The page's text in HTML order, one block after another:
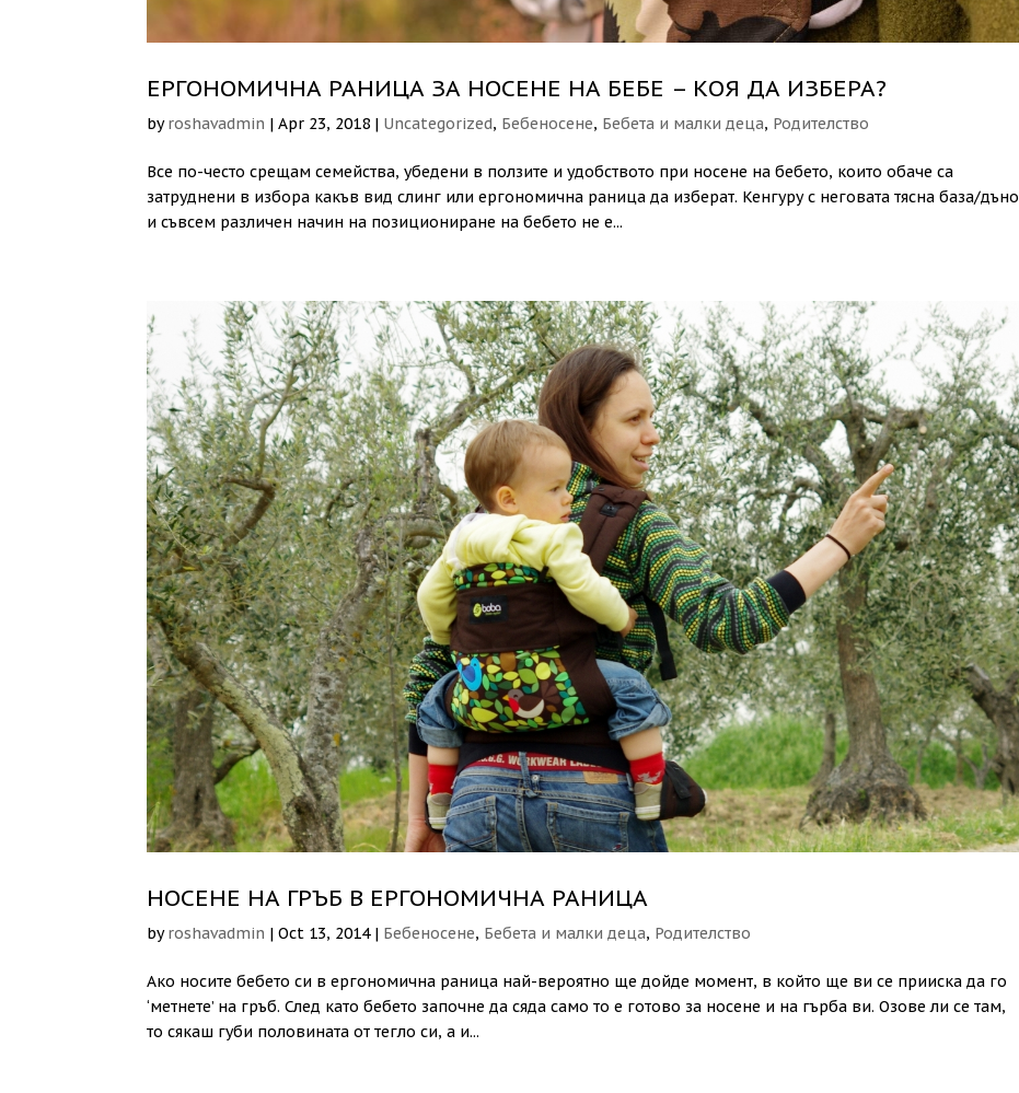
EРГОНОМИЧНА РАНИЦА ЗА НОСЕНЕ НА БЕБЕ – КОЯ ДА ИЗБЕРА?
byroshavadmin |Apr 23, 2018 | Uncategorized, Бебеносене, Бебета и малки деца, Родителство
Все по-често срещам семейства, убедени в ползите и удобството при носене на бебето, които обаче са
затруднени в избора какъв вид слинг или ергономична раница да изберат. Кенгуру с неговата тясна база/дъно
и съвсем различен начин на позициониране на бебето не е...
НОСЕНЕ НА ГРЪБ В ЕРГОНОМИЧНА РАНИЦА
byroshavadmin |Oct 13, 2014| Бебеносене, Бебета и малки деца, Родителство
Ако носите бебето си в ергономична раница най-вероятно ще дойде момент, в който ще ви се прииска да го
‘метнете’ на гръб. След като бебето започне да сяда само то е готово за носене и на гърба ви. Озове ли се там,
то сякаш губи половината от тегло си, а и...